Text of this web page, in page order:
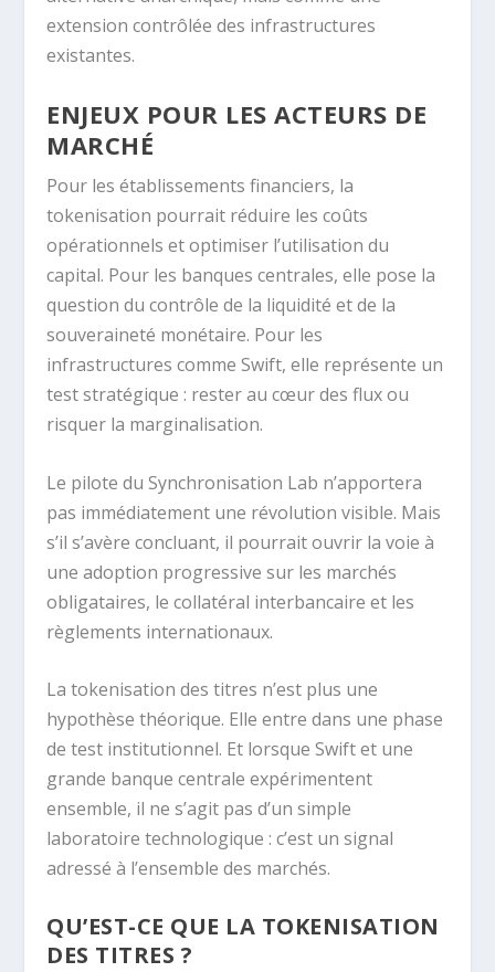
extension contrôlée des infrastructures
existantes.
ENJEUX POUR LES ACTEURS DE
MARCHÉ
Pour les établissements financiers, la
tokenisation pourrait réduire les coûts
opérationnels et optimiser l’utilisation du
capital. Pour les banques centrales, elle pose la
question du contrôle de la liquidité et de la
souveraineté monétaire. Pour les
infrastructures comme Swift, elle représente un
test stratégique : rester au cœur des flux ou
risquer la marginalisation.
Le pilote du Synchronisation Lab n’apportera
pas immédiatement une révolution visible. Mais
s’il s’avère concluant, il pourrait ouvrir la voie à
une adoption progressive sur les marchés
obligataires, le collatéral interbancaire et les
règlements internationaux.
La tokenisation des titres n’est plus une
hypothèse théorique. Elle entre dans une phase
de test institutionnel. Et lorsque Swift et une
grande banque centrale expérimentent
ensemble, il ne s’agit pas d’un simple
laboratoire technologique : c’est un signal
adressé à l’ensemble des marchés.
QU’EST-CE QUE LA TOKENISATION
DES TITRES ?